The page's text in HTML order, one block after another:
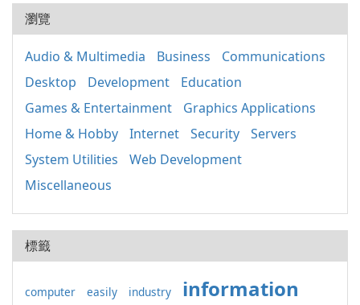
瀏覽
Audio & Multimedia Business
Communications
Desktop
Development
Education
Games & Entertainment
Graphics Applications
Home & Hobby
Internet Security
Servers
System Utilities
Web Development
Miscellaneous
標籤
computer easily industry information